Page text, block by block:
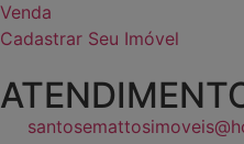
Venda
Cadastrar Seu Imóvel